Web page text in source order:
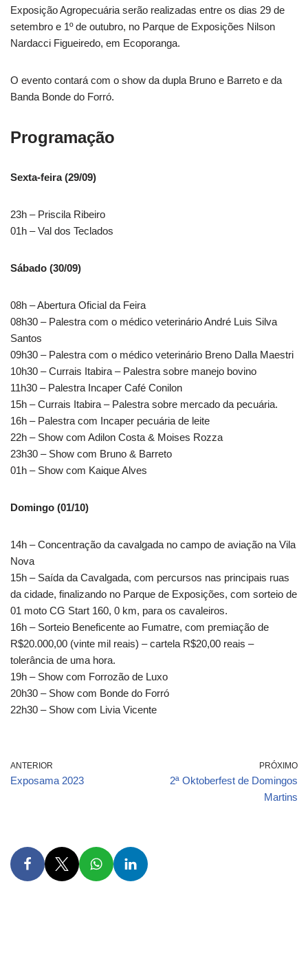
Exposição Agropecuária serão realizadas entre os dias 29 de
setembro e 1º de outubro, no Parque de Exposições Nilson
Nardacci Figueiredo, em Ecoporanga.
O evento contará com o show da dupla Bruno e Barreto e da
Banda Bonde do Forró.
Programação
Sexta-feira (29/09)
23h – Priscila Ribeiro
01h – Val dos Teclados
Sábado (30/09)
08h – Abertura Oficial da Feira
08h30 – Palestra com o médico veterinário André Luis Silva
Santos
09h30 – Palestra com o médico veterinário Breno Dalla Maestri
10h30 – Currais Itabira – Palestra sobre manejo bovino
11h30 – Palestra Incaper Café Conilon
15h – Currais Itabira – Palestra sobre mercado da pecuária.
16h – Palestra com Incaper pecuária de leite
22h – Show com Adilon Costa & Moises Rozza
23h30 – Show com Bruno & Barreto
01h – Show com Kaique Alves
Domingo (01/10)
14h – Concentração da cavalgada no campo de aviação na Vila
Nova
15h – Saída da Cavalgada, com percursos nas principais ruas
da cidade, finalizando no Parque de Exposições, com sorteio de
01 moto CG Start 160, 0 km, para os cavaleiros.
16h – Sorteio Beneficente ao Fumatre, com premiação de
R$20.000,00 (vinte mil reais) – cartela R$20,00 reais –
tolerância de uma hora.
19h – Show com Forrozão de Luxo
20h30 – Show com Bonde do Forró
22h30 – Show com Livia Vicente
ANTERIOR
Exposama 2023
PRÓXIMO
2ª Oktoberfest de Domingos
Martins